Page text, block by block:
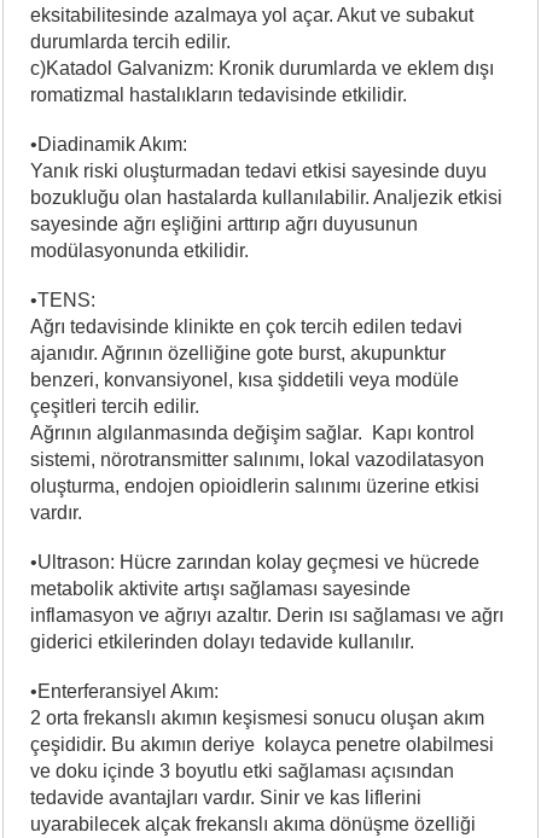
eksitabilitesinde azalmaya yol açar. Akut ve subakut
durumlarda tercih edilir.
c)Katadol Galvanizm: Kronik durumlarda ve eklem dışı
romatizmal hastalıkların tedavisinde etkilidir.
•Diadinamik Akım:
Yanık riski oluşturmadan tedavi etkisi sayesinde duyu
bozukluğu olan hastalarda kullanılabilir. Analjezik etkisi
sayesinde ağrı eşliğini arttırıp ağrı duyusunun
modülasyonunda etkilidir.
•TENS:
Ağrı tedavisinde klinikte en çok tercih edilen tedavi
ajanıdır. Ağrının özelliğine gote burst, akupunktur
benzeri, konvansiyonel, kısa şiddetili veya modüle
çeşitleri tercih edilir.
Ağrının algılanmasında değişim sağlar. Kapı kontrol
sistemi, nörotransmitter salınımı, lokal vazodilatasyon
oluşturma, endojen opioidlerin salınımı üzerine etkisi
vardır.
•Ultrason: Hücre zarından kolay geçmesi ve hücrede
metabolik aktivite artışı sağlaması sayesinde
inflamasyon ve ağrıyı azaltır. Derin ısı sağlaması ve ağrı
giderici etkilerinden dolayı tedavide kullanılır.
•Enterferansiyel Akım:
2 orta frekanslı akımın keşismesi sonucu oluşan akım
çeşididir. Bu akımın deriye kolayca penetre olabilmesi
ve doku içinde 3 boyutlu etki sağlaması açısından
tedavide avantajları vardır. Sinir ve kas liflerini
uyarabilecek alçak frekanslı akıma dönüşme özelliği